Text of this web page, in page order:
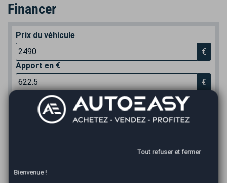
Financer
Prix du véhicule
€
Apport en €
€
Recevoir la simulation
*Un crédit vous engage et doit être remboursé. Vérifiez vos
Tout refuser et fermer
Bienvenue !